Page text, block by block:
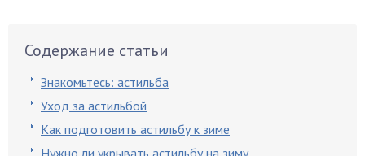
Содержание статьи
Знакомьтесь: астильба
Уход за астильбой
Как подготовить астильбу к зиме
Нужно ли укрывать астильбу на зиму